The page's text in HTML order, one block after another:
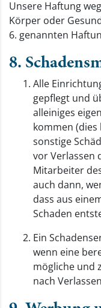
Unsere Haftung
Körper oder
6. genannten
8.
Alle
gepflegt und
alleiniges
kommen (dies
sonstige
vor Verlassen
Mitarbeiter
auch dann,
dass aus
Schaden
Ein
wenn eine
mögliche und
nach